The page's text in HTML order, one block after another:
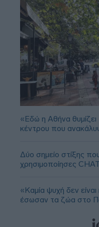
«Εδώ η Αθήνα
κέντρου που
Δύο σημείο στίξης
χρησιμοποίησες
«Καμία ψυχή δεν
έσωσαν τα ζώα στο